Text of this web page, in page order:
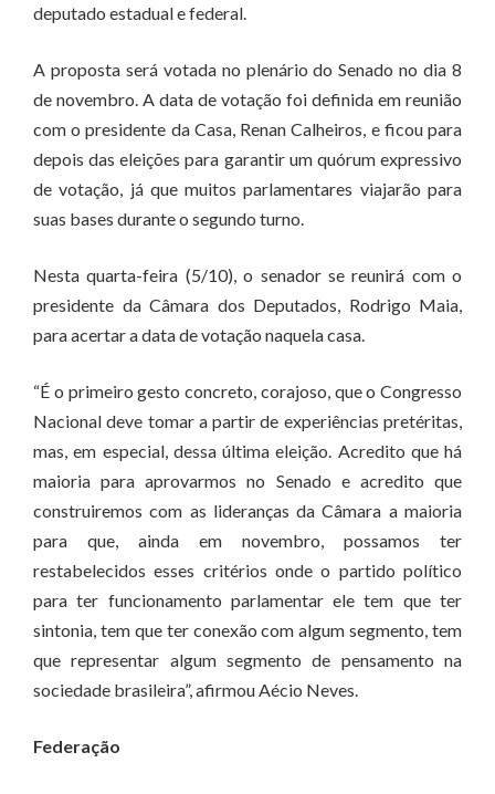
deputado estadual e federal.
A proposta será votada no plenário do Senado no dia 8
de novembro. A data de votação foi definida em reunião
com o presidente da Casa, Renan Calheiros, e ficou para
depois das eleições para garantir um quórum expressivo
de votação, já que muitos parlamentares viajarão para
suas bases durante o segundo turno.
Nesta quarta-feira (5/10), o senador se reunirá com o
presidente da Câmara dos Deputados, Rodrigo Maia,
para acertar a data de votação naquela casa.
“É o primeiro gesto concreto, corajoso, que o Congresso
Nacional deve tomar a partir de experiências pretéritas,
mas, em especial, dessa última eleição. Acredito que há
maioria para aprovarmos no Senado e acredito que
construiremos com as lideranças da Câmara a maioria
para que, ainda em novembro, possamos ter
restabelecidos esses critérios onde o partido político
para ter funcionamento parlamentar ele tem que ter
sintonia, tem que ter conexão com algum segmento, tem
que representar algum segmento de pensamento na
sociedade brasileira”, afirmou Aécio Neves.
Federação